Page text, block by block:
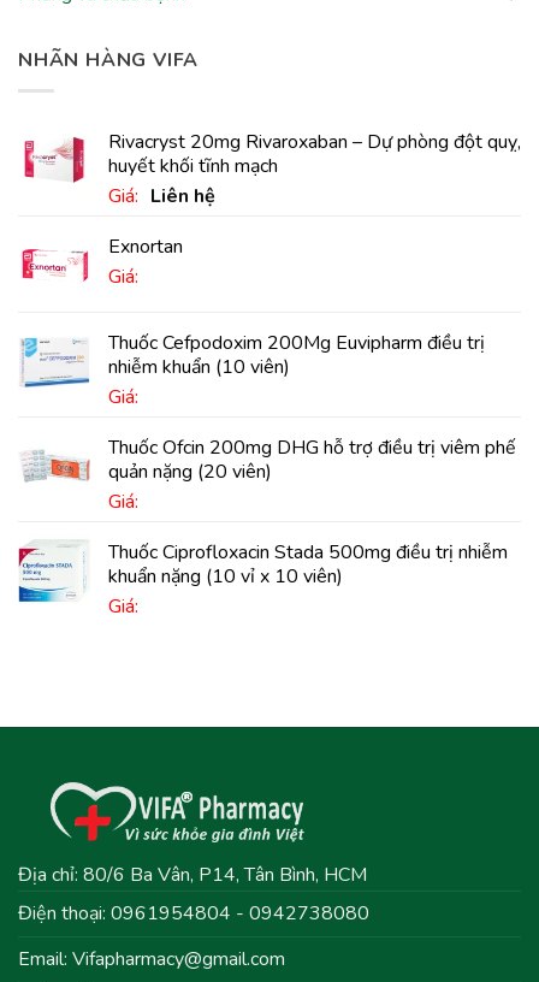
NHÃN HÀNG VIFA
Rivacryst 20mg Rivaroxaban – Dự phòng đột quỵ,
huyết khối tĩnh mạch
Giá: Liên hệ
Exnortan
Giá:
Thuốc Cefpodoxim 200Mg Euvipharm điều trị
nhiễm khuẩn (10 viên)
Giá:
Thuốc Ofcin 200mg DHG hỗ trợ điều trị viêm phế
quản nặng (20 viên)
Giá:
Thuốc Ciprofloxacin Stada 500mg điều trị nhiễm
khuẩn nặng (10 vỉ x 10 viên)
Giá:
Địa chỉ: 80/6 Ba Vân, P14, Tân Bình, HCM
Điện thoại: 0961954804 - 0942738080
Email: Vifapharmacy@gmail.com